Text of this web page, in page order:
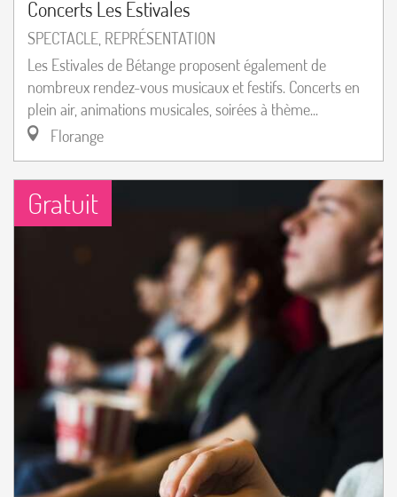
Concerts Les Estivales
SPECTACLE, REPRÉSENTATION
Les Estivales de Bétange proposent également de
nombreux rendez-vous musicaux et festifs. Concerts en
plein air, animations musicales, soirées à thème...
Florange
Gratuit